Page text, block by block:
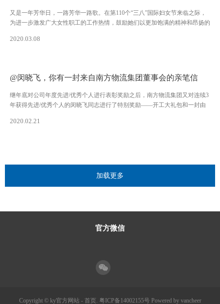
又是一年芳华日，一路芳华一路歌。在第110个“三八”国际妇女节来临之际，
为进一步激发广大女性职工的工作热情，鼓励她们以更加饱满的精神和昂扬的
心寄语全体女性职工。
2020.03.08
@闵晓飞，你有一封来自南方物流集团董事会的亲笔信
继年底对公司年度先进/优秀个人进行表彰奖励之后，南方物流集团又对连续3
年获得先进/优秀个人的闵晓飞同志进行了特别奖励——开工大礼包和一封由
2020.02.21
加载更多
官方微信
Copyright © ky官方网站 - 首页. 粤ICP备14002155号 Powered by vancheer